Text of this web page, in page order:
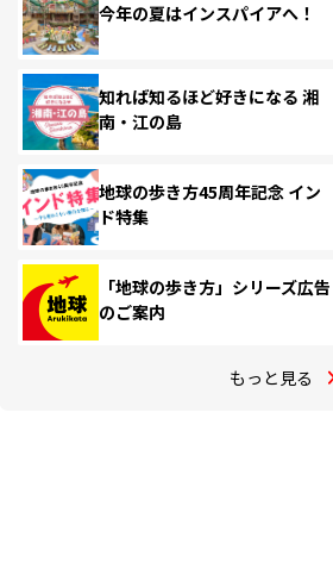
今年の夏はインスパイアへ！
知れば知るほど好きになる 湘
南・江の島
地球の歩き方45周年記念 イン
ド特集
「地球の歩き方」シリーズ広告
のご案内
もっと見る